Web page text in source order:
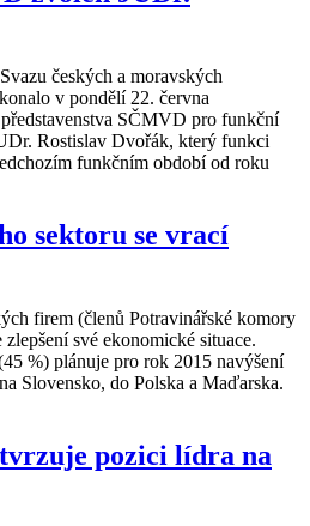
českých a moravských
v pondělí 22. června
SČMVD pro funkční
Rostislav Dvořák, který funkci
funkčním období od roku
sektoru se vrací
firem (členů Potravinářské komory
své ekonomické situace.
%) plánuje pro rok 2015 navýšení
Slovensko, do Polska a Maďarska.
pozici lídra na